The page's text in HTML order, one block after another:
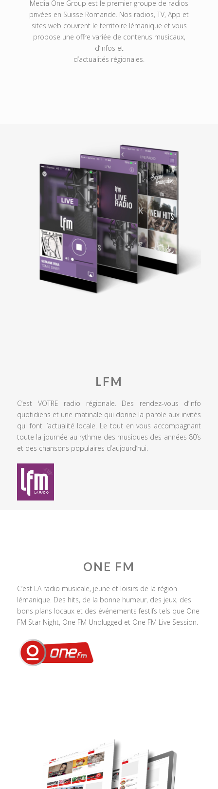
Media One Group est le premier groupe de radios
privées en Suisse Romande. Nos radios, TV, App et
sites web couvrent le territoire lémanique et vous
propose une offre variée de contenus musicaux,
d’infos et
d’actualités régionales.
LFM
C’est VOTRE radio régionale. Des rendez-vous d’info
quotidiens et une matinale qui donne la parole aux invités
qui font l’actualité locale. Le tout en vous accompagnant
toute la journée au rythme des musiques des années 80’s
et des chansons populaires d’aujourd’hui.
ONE FM
C’est LA radio musicale, jeune et loisirs de la région
lémanique. Des hits, de la bonne humeur, des jeux, des
bons plans locaux et des événements festifs tels que One
FM Star Night, One FM Unplugged et One FM Live Session.